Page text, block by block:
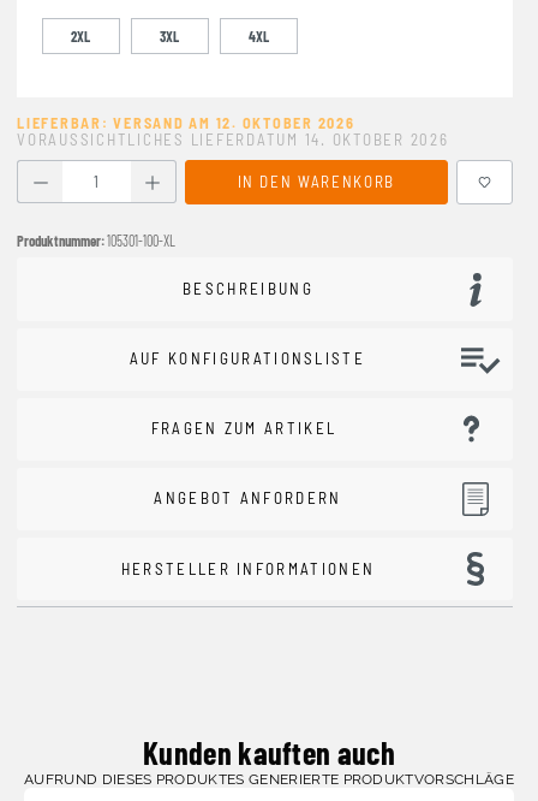
2XL 3XL 4XL
LIEFERBAR: VERSAND AM 12. OKTOBER 2026
VORAUSSICHTLICHES LIEFERDATUM 14. OKTOBER 2026
Produkt Anzahl: Gib den gewünschten Wert ein oder
IN DEN WARENKORB
Produktnummer:105301-100-XL
BESCHREIBUNG
AUF KONFIGURATIONSLISTE
FRAGEN ZUM ARTIKEL
ANGEBOT ANFORDERN
HERSTELLER INFORMATIONEN
Kunden kauften auch
AUFRUND DIESES PRODUKTES GENERIERTE PRODUKTVORSCHLÄGE